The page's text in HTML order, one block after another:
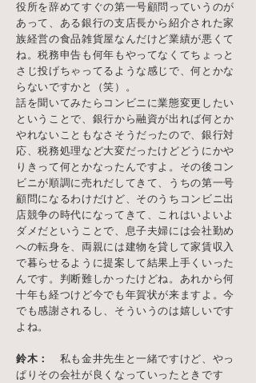
役所を辞めてすぐの第一号顧問っていうのが
あって、ある銀行の支店長から紹介された家
族経営の食品雑貨屋なんだけど業績が悪くて
ね。税務申告も何年もやってなくてちょっと
さじ投げちゃってるような感じで、何とかな
らないですかと（笑）。
話を聞いてみたらコンビニに業態変更したい
ということで、銀行から融資が出れば何とか
やれないこともなさそうだったので、銀行対
応、税務処理など大変だったけどどうにかや
りきって何とかなったんですよ。その後コン
ビニが順調に売れだしてきて、うちの第一号
顧問になるわけだけど、そのうちコンビニ出
店競争の時代になってきて、これはいよいよ
ダメだということで、息子夫婦には会社勤め
への転身を、両親には建物を貸して家賃収入
で暮らせるように提案して結果上手くいった
んです。判断難しかったけどね。あれから何
十年も経つけど今でも年賀状が来ますよ。今
でも感謝されるし、そういうのは嬉しいです
よね。
鈴木： 私も金井先生と一緒ですけど、やっ
ぱりその会社が良くなっていったときです